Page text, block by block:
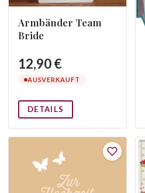
Armbänder Team
Bride
12,90 €
AUSVERKAUFT
DETAILS